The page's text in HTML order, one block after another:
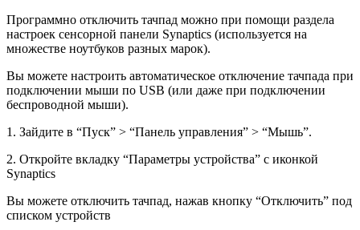
Программно отключить тачпад можно при помощи раздела
настроек сенсорной панели Synaptics (используется на
множестве ноутбуков разных марок).
Вы можете настроить автоматическое отключение тачпада при
подключении мыши по USB (или даже при подключении
беспроводной мыши).
1. Зайдите в “Пуск” > “Панель управления” > “Мышь”.
2. Откройте вкладку “Параметры устройства” с иконкой
Synaptics
Вы можете отключить тачпад, нажав кнопку “Отключить” под
списком устройств